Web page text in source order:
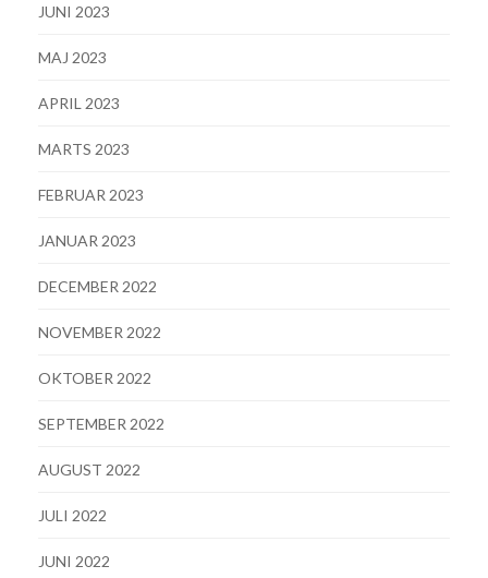
JUNI 2023
MAJ 2023
APRIL 2023
MARTS 2023
FEBRUAR 2023
JANUAR 2023
DECEMBER 2022
NOVEMBER 2022
OKTOBER 2022
SEPTEMBER 2022
AUGUST 2022
JULI 2022
JUNI 2022